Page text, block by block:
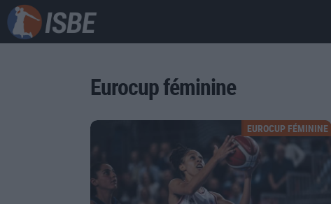
Eurocup féminine
EUROCUP FÉMININE